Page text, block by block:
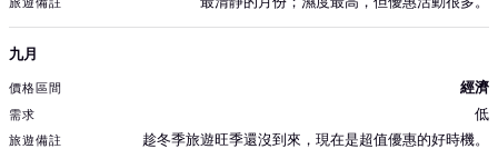
九月
經濟
低
趁冬季旅遊旺季還沒到來，現在是超值優惠的好時機。